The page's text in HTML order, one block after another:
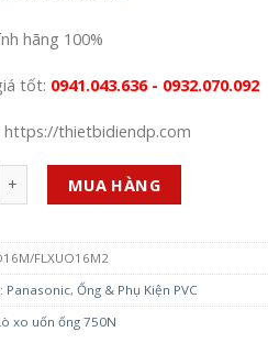
hãng 100%
tốt: 0941.043.636 - 0932.070.092
https://thietbidiendp.com
MUA HÀNG
FLXUO16M2
Panasonic,Ống & Phụ Kiện PVC
xo uốn ống 750N